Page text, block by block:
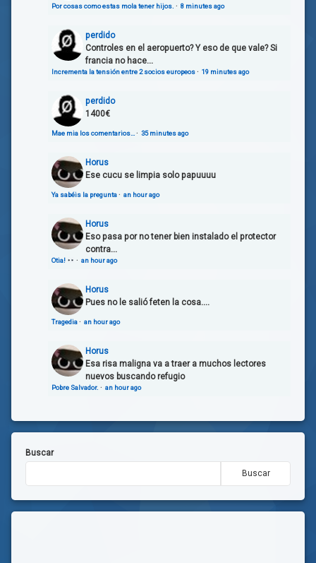
Por cosas como estas mola tener hijos. · 8 minutes ago
perdido
Controles en el aeropuerto? Y eso de que vale? Si
francia no hace...
Incrementa la tensión entre 2 socios europeos· 19 minutes ago
perdido
1400€
Mae mia los comentarios… · 35 minutes ago
Horus
Ese cucu se limpia solo papuuuu
Ya sabéis la pregunta· an hour ago
Horus
Eso pasa por no tener bien instalado el protector
contra...
Otia! · an hour ago
Horus
Pues no le salió feten la cosa....
Tragedia· an hour ago
Horus
Esa risa maligna va a traer a muchos lectores
nuevos buscando refugio
Pobre Salvador. · an hour ago
Buscar
Buscar